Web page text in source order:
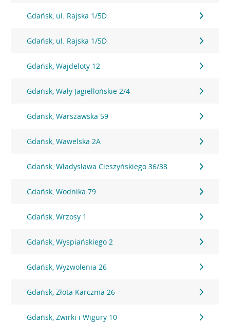
Gdańsk, ul. Rajska 1/5D
Gdańsk, ul. Rajska 1/5D
Gdańsk, Wajdeloty 12
Gdańsk, Wały Jagiellońskie 2/4
Gdańsk, Warszawska 59
Gdańsk, Wawelska 2A
Gdańsk, Władysława Cieszyńskiego 36/38
Gdańsk, Wodnika 79
Gdańsk, Wrzosy 1
Gdańsk, Wyspiańskiego 2
Gdańsk, Wyzwolenia 26
Gdańsk, Złota Karczma 26
Gdańsk, Żwirki i Wigury 10